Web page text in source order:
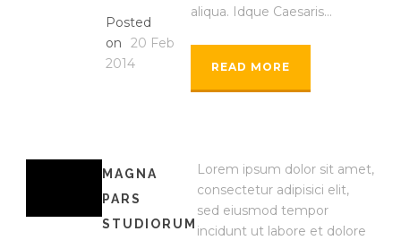
Posted
on
20 Feb
2014
aliqua. Idque Caesaris...
READ MORE
MAGNA
PARS
STUDIORUM
Lorem ipsum dolor sit amet,
consectetur adipisici elit,
sed eiusmod tempor
incidunt ut labore et dolore